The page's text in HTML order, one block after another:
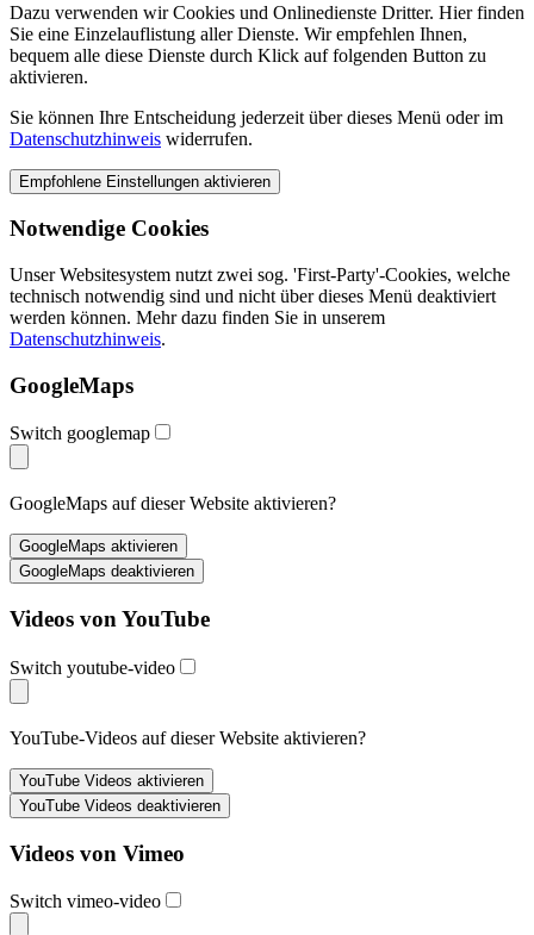
Dazu verwenden wir Cookies und Onlinedienste Dritter. Hier finden
Sie eine Einzelauflistung aller Dienste. Wir empfehlen Ihnen,
bequem alle diese Dienste durch Klick auf folgenden Button zu
aktivieren.
Sie können Ihre Entscheidung jederzeit über dieses Menü oder im
Datenschutzhinweis widerrufen.
Notwendige Cookies
Unser Websitesystem nutzt zwei sog. 'First-Party'-Cookies, welche
technisch notwendig sind und nicht über dieses Menü deaktiviert
werden können. Mehr dazu finden Sie in unserem
Datenschutzhinweis.
GoogleMaps
Switch googlemap
GoogleMaps auf dieser Website aktivieren?
Videos von YouTube
Switch youtube-video
YouTube-Videos auf dieser Website aktivieren?
Videos von Vimeo
Switch vimeo-video